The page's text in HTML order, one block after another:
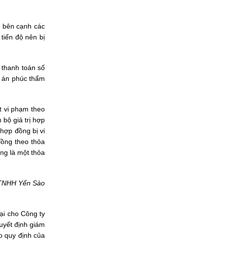
cạnh các
độ nên bị
toán số
phúc thẩm
vi phạm theo
bộ giá trị hợp
đồng bị vi
theo thỏa
là một thỏa
Yến Sào
cho Công ty
định giám
quy định của